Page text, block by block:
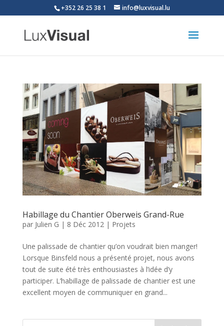
+352 26 25 38 1 info@luxvisual.lu
Habillage du Chantier Oberweis Grand-Rue
par Julien G | 8 Déc 2012| Projets
Une palissade de chantier qu’on voudrait bien manger!
Lorsque Binsfeld nous a présenté projet, nous avons
tout de suite été très enthousiastes à l’idée d’y
participer. L’habillage de palissade de chantier est une
excellent moyen de communiquer en grand...